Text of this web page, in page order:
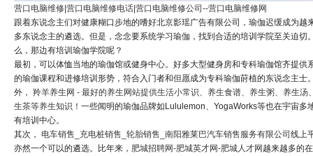
营口电脑维修|营口电脑维修电话|营口电脑维修公司--营口电脑维修网
跟着东说念主们对健康糊口步地的嗜好北京影瑶广告有限公司，瑜伽迟缓成为越
多东说念主的遴选。但是，念念要系统学习瑜伽，找到合适的培训学院至关迫切
么，那边有培训瑜伽学院呢？
最初，可以体恤当地的瑜伽馆或健身中心。好多大型健身房和专科瑜伽馆齐提供
的瑜伽课程和进修培训形势，符合入门者和但愿成为专科瑜伽莳植的东说念主士
外， 羚羊养生网 - 最好的养生网站提供生活小常识、养生食谱、养生粥、养生汤
生茶等养生知识！ 一些闻明的瑜伽品牌如Lululemon、YogaWorks等也在宇宙多
有培训中心。
其次， 电车销售_充电桩销售_轮胎销售_南阳雅莱巴汽车销售服务有限公司线上
亦然一个可以的遴选。比年来， 肥城招聘网-肥城英才网-肥城人才网越来越多的